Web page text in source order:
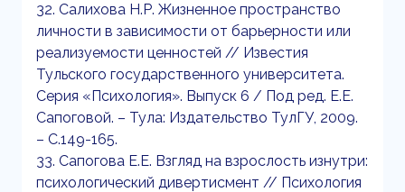
32. Салихова Н.Р. Жизненное пространство
личности в зависимости от барьерности или
реализуемости ценностей // Известия
Тульского государственного университета.
Серия «Психология». Выпуск 6 / Под ред. Е.Е.
Сапоговой. – Тула: Издательство ТулГУ, 2009.
– С.149-165.
33. Сапогова Е.Е. Взгляд на взрослость изнутри:
психологический дивертисмент // Психология